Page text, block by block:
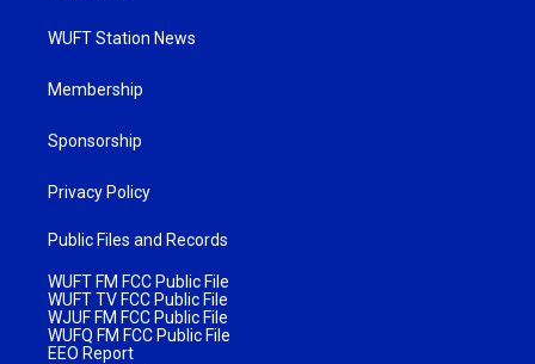
WUFT Station News
Membership
Sponsorship
Privacy Policy
Public Files and Records
WUFT FM FCC Public File
WUFT TV FCC Public File
WJUF FM FCC Public File
WUFQ FM FCC Public File
EEO Report